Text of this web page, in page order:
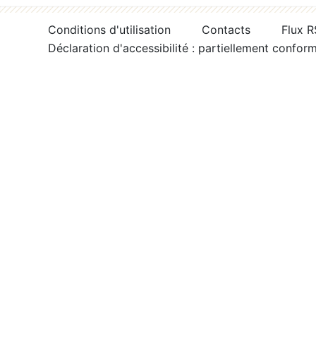
Conditions d'utilisation Contacts
Flux
Déclaration d'accessibilité : partiellement